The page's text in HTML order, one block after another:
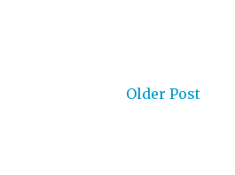
Older Post